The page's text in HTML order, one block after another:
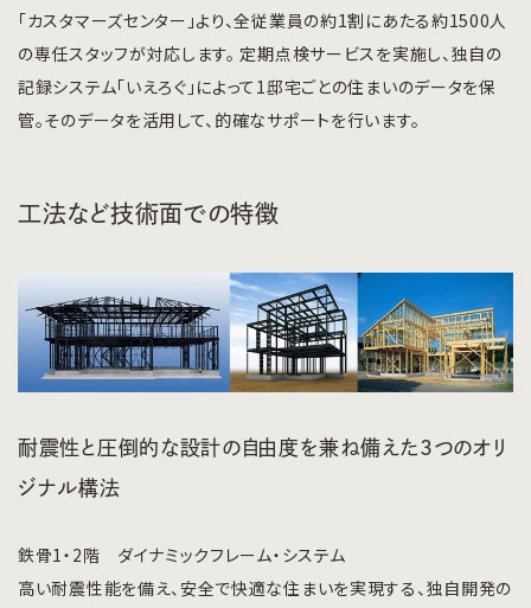
「カスタマーズセンター」より、全従業員の約1割にあたる約1500人
の専任スタッフが対応します。 定期点検サービスを実施し、独自の
記録システム「いえろぐ」によって1邸宅ごとの住まいのデータを保
管。そのデータを活用して、的確なサポートを行います。
工法など技術面での特徴
耐震性と圧倒的な設計の自由度を兼ね備えた3つのオリ
ジナル構法
鉄骨1・2階 ダイナミックフレーム・システム
高い耐震性能を備え、安全で快適な住まいを実現する、独自開発の